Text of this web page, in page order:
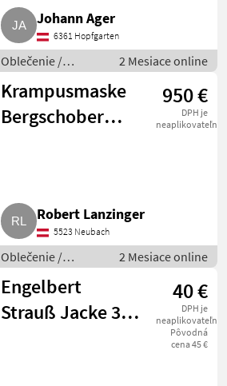
Johann Ager
6361 Hopfgarten
Oblečenie /
Ostatné oblečenie
2 Mesiace online
Krampusmaske
Bergschober
950 €
DPH je
neaplikovateľné
Robert Lanzinger
5523 Neubach
Oblečenie /
Ostatné oblečenie
2 Mesiace online
Engelbert
Strauß Jacke 3 in
40 €
DPH je
neaplikovateľné
Pôvodná
cena 45 €